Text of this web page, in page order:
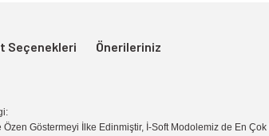
Seçenekleri Önerileriniz
Göstermeyi İlke Edinmiştir, İ-Soft Modolemiz de En